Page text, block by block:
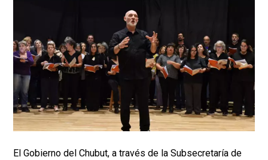
El Gobierno del Chubut, a través de la Subsecretaría de